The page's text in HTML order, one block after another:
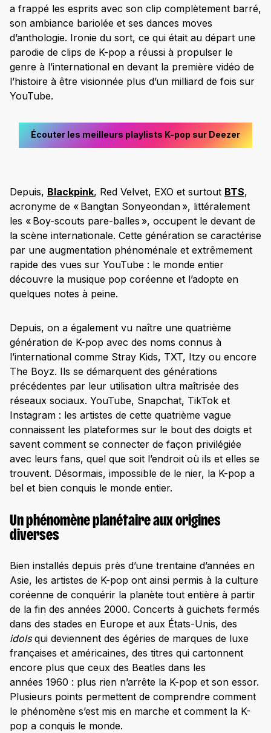
a frappé les esprits avec son clip complètement barré,
son ambiance bariolée et ses dances moves
d’anthologie. Ironie du sort, ce qui était au départ une
parodie de clips de K-pop a réussi à propulser le
genre à l’international en devant la première vidéo de
l’histoire à être visionnée plus d’un milliard de fois sur
YouTube.
Écouter les meilleurs playlists K-pop sur Deezer
Depuis, Blackpink, Red Velvet, EXO et surtout BTS,
acronyme de « Bangtan Sonyeondan », littéralement
les « Boy-scouts pare-balles », occupent le devant de
la scène internationale. Cette génération se caractérise
par une augmentation phénoménale et extrêmement
rapide des vues sur YouTube : le monde entier
découvre la musique pop coréenne et l’adopte en
quelques notes à peine.
Depuis, on a également vu naître une quatrième
génération de K-pop avec des noms connus à
l’international comme Stray Kids, TXT, Itzy ou encore
The Boyz. Ils se démarquent des générations
précédentes par leur utilisation ultra maîtrisée des
réseaux sociaux. YouTube, Snapchat, TikTok et
Instagram : les artistes de cette quatrième vague
connaissent les plateformes sur le bout des doigts et
savent comment se connecter de façon privilégiée
avec leurs fans, quel que soit l’endroit où ils et elles se
trouvent. Désormais, impossible de le nier, la K-pop a
bel et bien conquis le monde entier.
Un phénomène planétaire aux origines
diverses
Bien installés depuis près d’une trentaine d’années en
Asie, les artistes de K-pop ont ainsi permis à la culture
coréenne de conquérir la planète tout entière à partir
de la fin des années 2000. Concerts à guichets fermés
dans des stades en Europe et aux États-Unis, des
idols qui deviennent des égéries de marques de luxe
françaises et américaines, des titres qui cartonnent
encore plus que ceux des Beatles dans les
années 1960 : plus rien n’arrête la K-pop et son essor.
Plusieurs points permettent de comprendre comment
le phénomène s’est mis en marche et comment la K-
pop a conquis le monde.